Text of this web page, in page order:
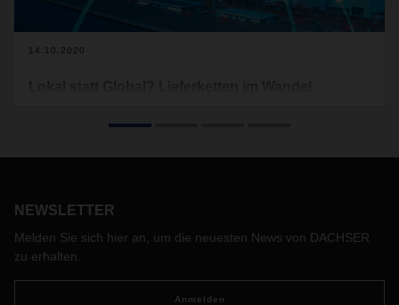
14.10.2020
NEWSLETTER
Melden Sie sich hier an, um die neuesten News von DACHSER
zu erhalten.
Anmelden